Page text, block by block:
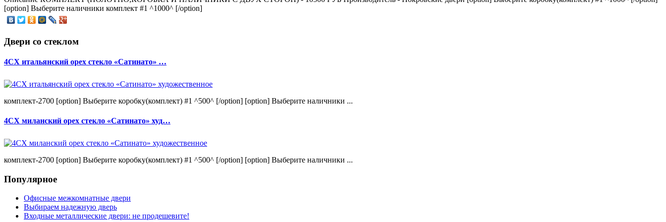
[option] Выберите наличники комплект #1 ^1000^ [/option]
Двери со стеклом
4CХ итальянский орех стекло «Сатинато» …
комплект-2700 [option] Выберите коробку(комплект) #1 ^500^ [/option] [option] Выберите наличники ...
4CХ миланский орех стекло «Сатинато» худ…
комплект-2700 [option] Выберите коробку(комплект) #1 ^500^ [/option] [option] Выберите наличники ...
Популярное
Офисные межкомнатные двери
Выбираем надежную дверь
Входные металлические двери: не продешевите!